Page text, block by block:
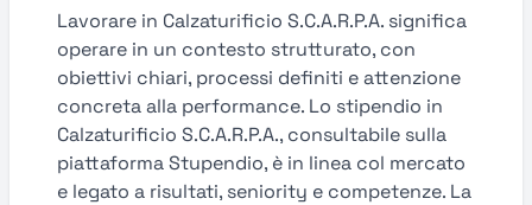
Lavorare in Calzaturificio S.C.A.R.P.A. significa
operare in un contesto strutturato, con
obiettivi chiari, processi definiti e attenzione
concreta alla performance. Lo stipendio in
Calzaturificio S.C.A.R.P.A., consultabile sulla
piattaforma Stupendio, è in linea col mercato
e legato a risultati, seniority e competenze. La